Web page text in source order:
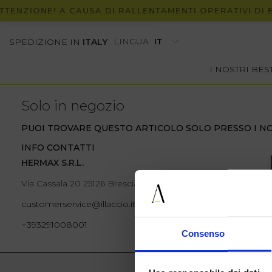
Consenso
A CAUSA DI RALLENTAMENTI OPERATIVI DI
SPEDIZIONE IN ITALY LINGUA
I NOSTRI
Solo in negozio
PUOI TROVARE QUESTO ARTICOLO SOLO PRESSO I
INFO CONTATTI
HERMAX S.R.L.
Via Cassala 20 25126 Brescia
customerservice@illaccio.it
+393291008001